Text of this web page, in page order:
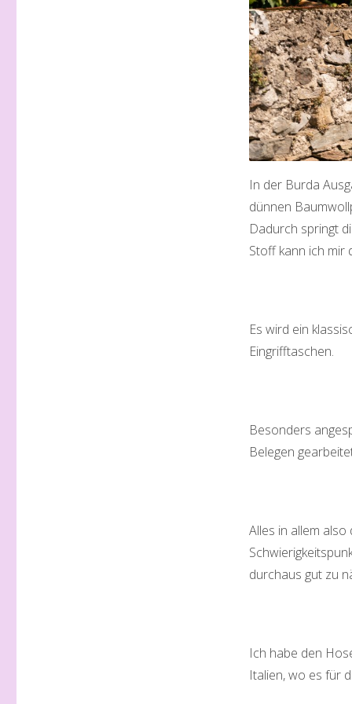
In der Burda
dünnen
Dadurch springt
Stoff kann ich mir
Es wird ein
Eingrifftaschen.
Besonders
Belegen
Alles in allem
durchaus gut zu
Ich habe den
Italien, wo es für